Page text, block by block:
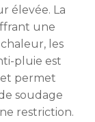
élevée. La
une
les
pluie est
permet
soudage
restriction.